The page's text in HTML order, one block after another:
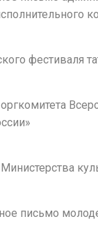
фестиваля
письмо